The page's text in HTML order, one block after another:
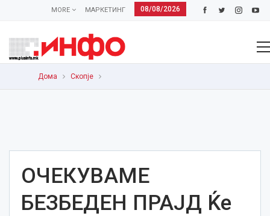
08/08/2026
МАРКЕТИНГ
MORE
Дома Скопје
ОЧЕКУВАМЕ
БЕЗБЕДЕН ПРАЈД Ќе